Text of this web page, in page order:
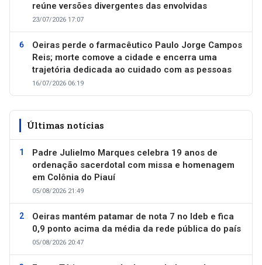
reúne versões divergentes das envolvidas
23/07/2026 17:07
Oeiras perde o farmacêutico Paulo Jorge Campos
Reis; morte comove a cidade e encerra uma
trajetória dedicada ao cuidado com as pessoas
16/07/2026 06:19
Últimas notícias
Padre Julielmo Marques celebra 19 anos de
ordenação sacerdotal com missa e homenagem
em Colônia do Piauí
05/08/2026 21:49
Oeiras mantém patamar de nota 7 no Ideb e fica
0,9 ponto acima da média da rede pública do país
05/08/2026 20:47